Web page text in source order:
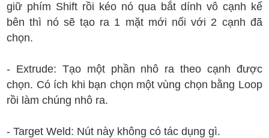
giữ phím Shift rồi kéo nó qua bắt dính vô cạnh kế
bên thì nó sẽ tạo ra 1 mặt mới nối với 2 cạnh đã
chọn.
- Extrude: Tạo một phần nhô ra theo cạnh được
chọn. Có ích khi bạn chọn một vùng chọn bằng Loop
rồi làm chúng nhô ra.
- Target Weld: Nút này không có tác dụng gì.